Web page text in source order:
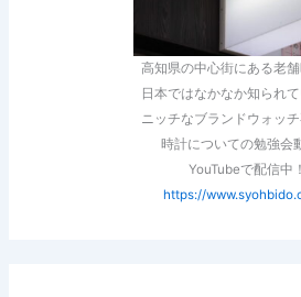
高知県の中心街にある老舗
日本ではなかなか知られて
ニッチなブランドウォッチ
時計についての勉強会
YouTubeで配信中！
https://